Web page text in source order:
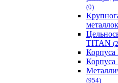
(0)
TITAN
(954)